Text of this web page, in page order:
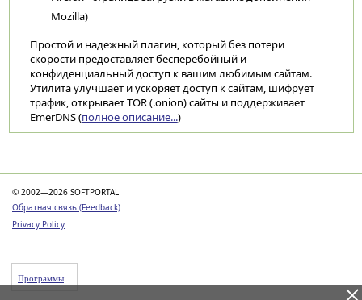
Mozilla)
Простой и надежный плагин, который без потери
скорости предоставляет бесперебойный и
конфиденциальный доступ к вашим любимым сайтам.
Утилита улучшает и ускоряет доступ к сайтам, шифрует
трафик, открывает TOR (.onion) сайты и поддерживает
EmerDNS (полное описание...)
© 2002—2026 SOFTPORTAL
Обратная связь (Feedback)
Privacy Policy
Программы